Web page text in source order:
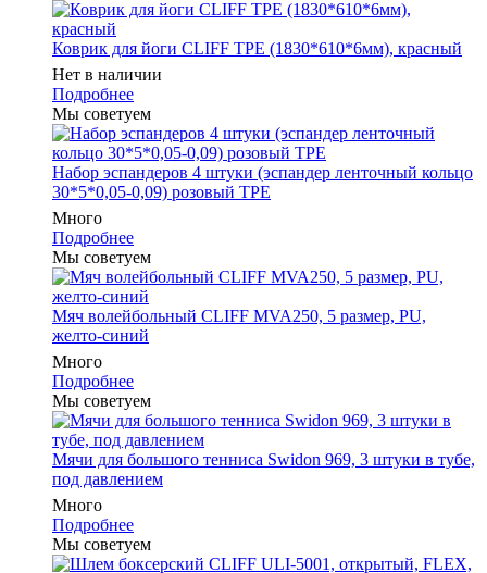
Коврик для йоги CLIFF TPE (1830*610*6мм), красный
Нет в наличии
Подробнее
Мы советуем
Набор эспандеров 4 штуки (эспандер ленточный кольцо
30*5*0,05-0,09) розовый ТРЕ
Много
Подробнее
Мы советуем
Мяч волейбольный CLIFF MVA250, 5 размер, PU,
желто-синий
Много
Подробнее
Мы советуем
Мячи для большого тенниса Swidon 969, 3 штуки в тубе,
под давлением
Много
Подробнее
Мы советуем